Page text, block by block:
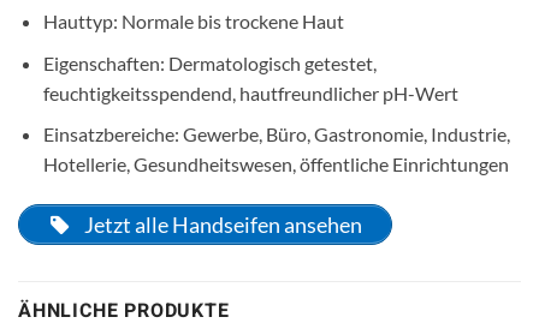
Hauttyp: Normale bis trockene Haut
Eigenschaften: Dermatologisch getestet,
feuchtigkeitsspendend, hautfreundlicher pH-Wert
Einsatzbereiche: Gewerbe, Büro, Gastronomie, Industrie,
Hotellerie, Gesundheitswesen, öffentliche Einrichtungen
Jetzt alle Handseifen ansehen
ÄHNLICHE PRODUKTE